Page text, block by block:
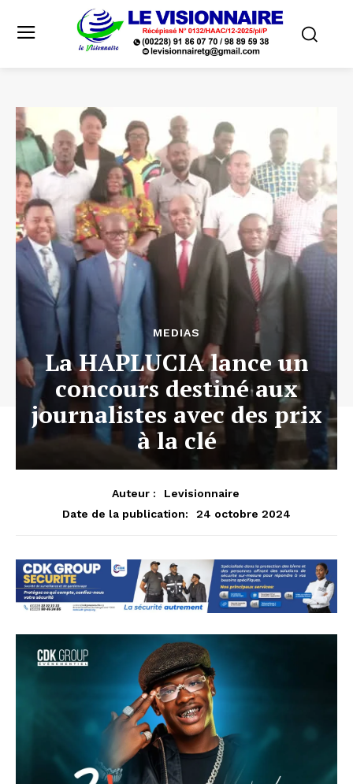
MEDIAS
La HAPLUCIA lance un
concours destiné aux
journalistes avec des prix
à la clé
Auteur :
Levisionnaire
Date de la publication:
24 octobre 2024